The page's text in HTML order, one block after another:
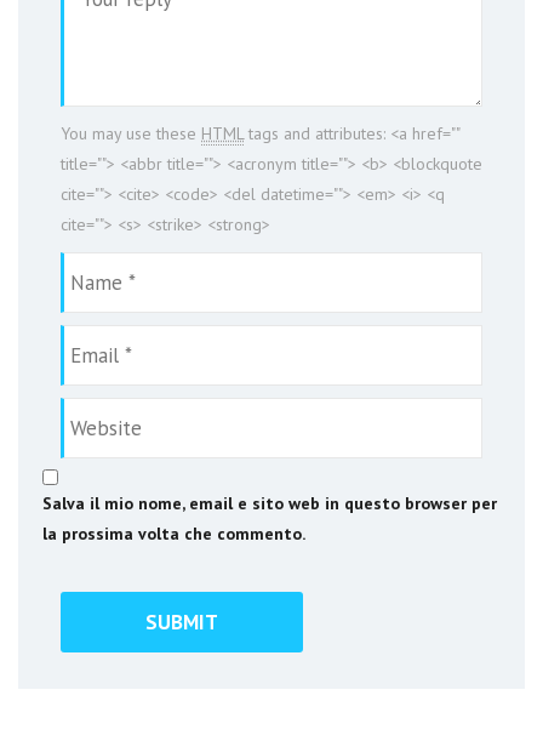
You may use these HTMLtags and attributes: <a href=""
title=""> <abbr title=""> <acronym title=""> <b> <blockquote
cite=""> <cite> <code> <del datetime=""> <em> <i> <q
cite=""> <s> <strike> <strong>
Salva il mio nome, email e sito web in questo browser per
la prossima volta che commento.